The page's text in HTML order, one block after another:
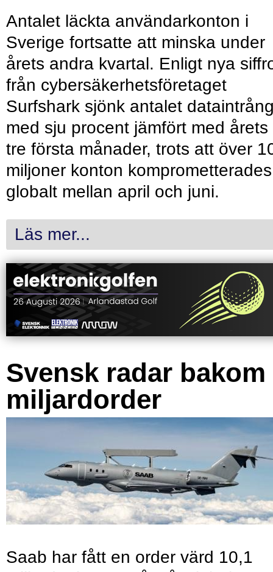
Antalet läckta användarkonton i
Sverige fortsatte att minska under
årets andra kvartal. Enligt nya
från cybersäkerhetsföretaget
Surfshark sjönk antalet
med sju procent jämfört med årets
tre första månader, trots att över
miljoner konton komprometterades
globalt mellan april och juni.
Läs mer...
Svensk radar bakom
miljardorder
Saab har fått en order värd 10,1